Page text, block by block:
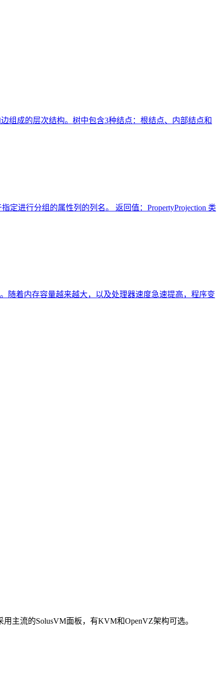
组成的层次结构。树中包含3种结点：根结点、内部结点和
定进行分组的属性列的列名。 返回值：PropertyProjection 类
随着内存容量越来越大，以及处理器速度急速提高，程序变
主流的SolusVM面板，有KVM和OpenVZ架构可选。